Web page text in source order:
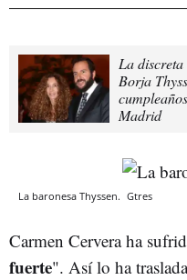
La
Borja
Madrid
La baronesa Thyssen. Gtres
Carmen Cervera ha
fuerte". Así lo ha